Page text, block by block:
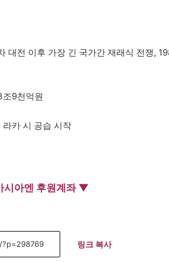
대전 이후 가장 긴 국가간 재래식 전쟁,
9천억원
카 시 공습 시작
아엔 후원계좌 ▼
링크 복사